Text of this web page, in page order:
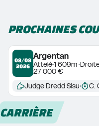
PROCHAINES
08/08
2026
Argentan
Attelé1 609m
27 000 €
Judge Dredd Sisu
C.
CARRIÈRE